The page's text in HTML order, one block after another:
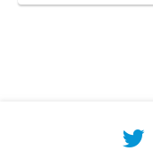
digitales.